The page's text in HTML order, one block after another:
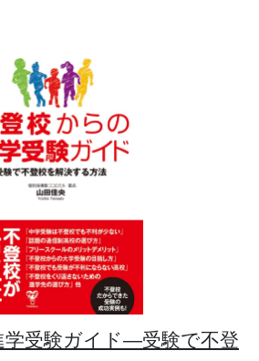
学受験ガイド―受験で不登